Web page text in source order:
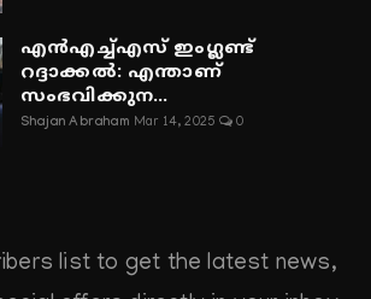
എൻഎച്ച്എസ് ഇംഗ്ലണ്ട്
റദ്ദാക്കൽ: എന്താണ്
സംഭവിക്കുന...
Shajan Abraham Mar 14, 2025 0
list to get the latest news,